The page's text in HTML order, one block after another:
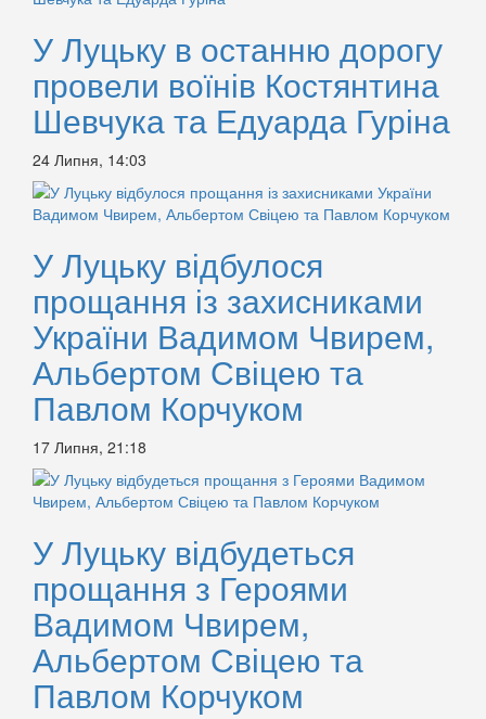
У Луцьку в останню дорогу
провели воїнів Костянтина
Шевчука та Едуарда Гуріна
24 Липня, 14:03
У Луцьку відбулося
прощання із захисниками
України Вадимом Чвирем,
Альбертом Свіцею та
Павлом Корчуком
17 Липня, 21:18
У Луцьку відбудеться
прощання з Героями
Вадимом Чвирем,
Альбертом Свіцею та
Павлом Корчуком